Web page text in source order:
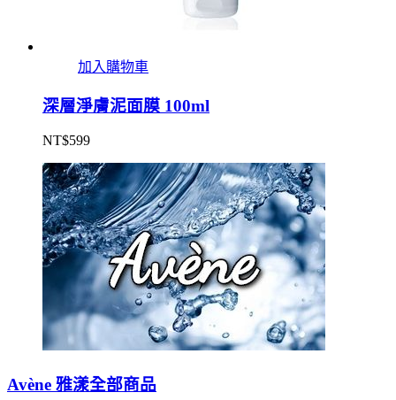
加入購物車
深層淨膚泥面膜 100ml
NT$599
Avène 雅漾全部商品